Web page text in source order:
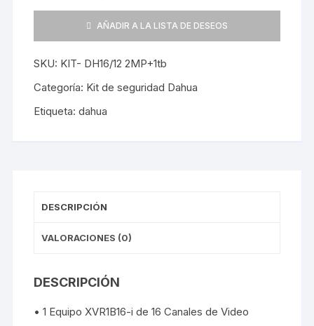
+
12
2MP
AÑADIR A LA LISTA DE DESEOS
SKU: KIT- DH16/12 2MP+1tb
Categoría: Kit de seguridad Dahua
Etiqueta:dahua
DESCRIPCIÓN
VALORACIONES (0)
DESCRIPCIÓN
• 1 Equipo XVR1B16-i de 16 Canales de Video